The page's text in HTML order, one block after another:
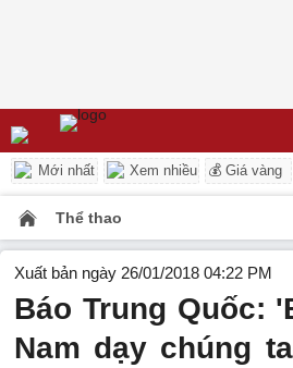
Mới nhất Xem nhiều 💰 Giá vàng
Thể thao
Xuất bản ngày 26/01/2018 04:22 PM
Báo Trung Quốc:
Nam dạy chúng